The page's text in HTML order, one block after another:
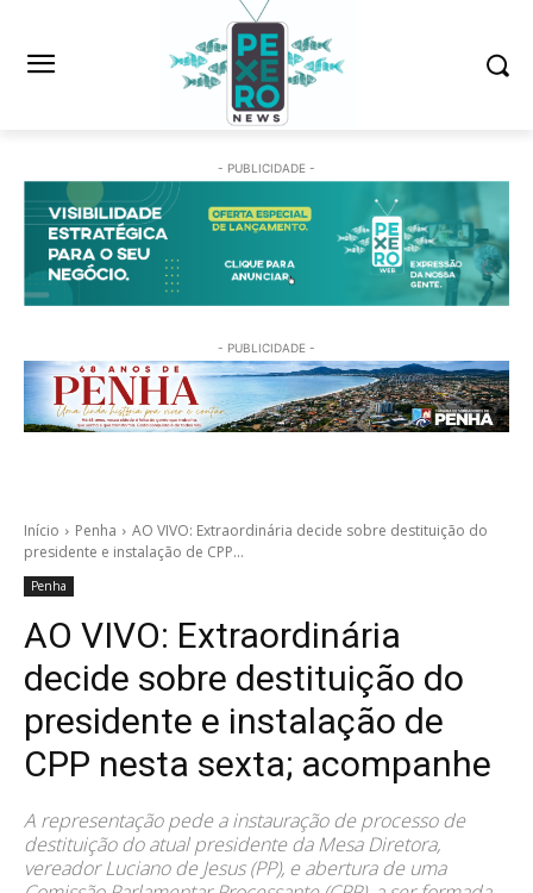
- PUBLICIDADE -
- PUBLICIDADE -
Início Penha
AO VIVO: Extraordinária decide sobre destituição do
presidente e instalação de CPP...
Penha
AO VIVO: Extraordinária
decide sobre destituição do
presidente e instalação de
CPP nesta sexta; acompanhe
A representação pede a instauração de processo de
destituição do atual presidente da Mesa Diretora,
vereador Luciano de Jesus (PP), e abertura de uma